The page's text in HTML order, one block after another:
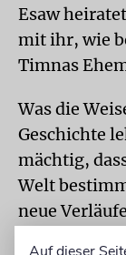
Esaw
mit ihr, wie
Timnas
Was die
Geschichte
mächtig,
Welt
neue